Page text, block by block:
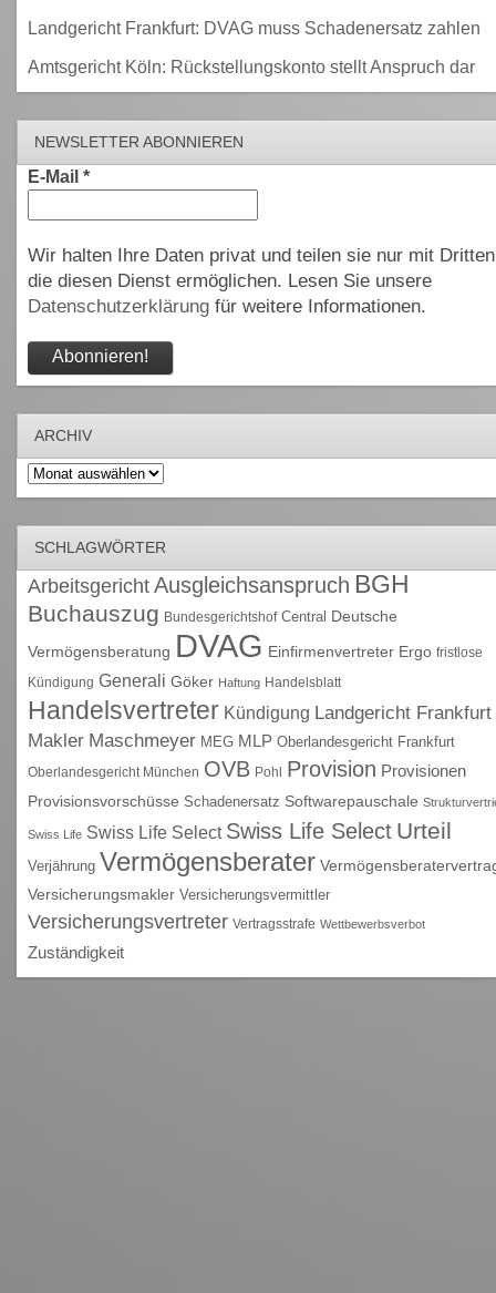
Landgericht Frankfurt: DVAG muss Schadenersatz zahlen
Amtsgericht Köln: Rückstellungskonto stellt Anspruch dar
NEWSLETTER ABONNIEREN
E-Mail *
Wir halten Ihre Daten privat und teilen sie nur mit
die diesen Dienst ermöglichen. Lesen Sie unsere
Datenschutzerklärungfür weitere Informationen.
ARCHIV
Archiv
SCHLAGWÖRTER
Arbeitsgericht Ausgleichsanspruch BGH
Buchauszug Bundesgerichtshof Central Deutsche
Vermögensberatung DVAG Einfirmenvertreter Ergo fristlose
Kündigung Generali Göker Haftung Handelsblatt
Handelsvertreter Kündigung Landgericht Frankfurt
Makler Maschmeyer MEG MLP Oberlandesgericht Frankfurt
Oberlandesgericht München OVB Pohl Provision Provisionen
Provisionsvorschüsse Schadenersatz Softwarepauschale
Swiss Life Swiss Life Select Swiss Life Select Urteil
Verjährung Vermögensberater
Versicherungsmakler Versicherungsvermittler
Versicherungsvertreter Vertragsstrafe Wettbewerbsverbot
Zuständigkeit